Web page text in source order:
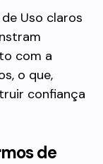
Uso claros
com a
o que,
confiança
de